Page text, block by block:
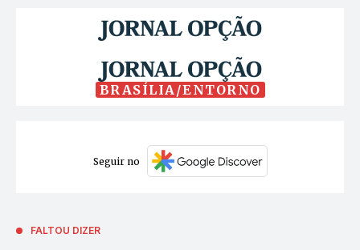
BRASÍLIA/ENTORNO
Seguir no
FALTOU DIZER